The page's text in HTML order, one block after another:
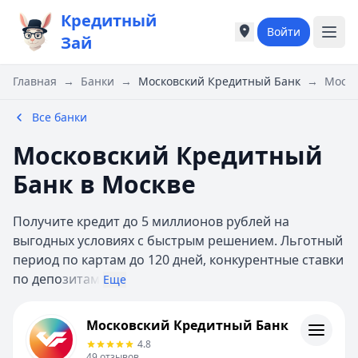
Кредитный
Зай
Города России
Москва
Е
Екатеринбург
Казань
Красноярск
М
Москва
Новосибирск
Города России
Москва
Е
Екатеринбург
Казань
Красноярск
М
Москва
Новосибирск
Войти
Главная → Банки → Московский Кредитный Банк →
Все банки
Московский Кредитный
Банк в Москве
Получите кредит до 5 миллионов рублей на
выгодных условиях с быстрым решением. Льготный
период по картам до 120 дней, конкурентные ставки
по депозитам Еще
Кредиты
Отзывы
Московский Кредитный Банк
4.8